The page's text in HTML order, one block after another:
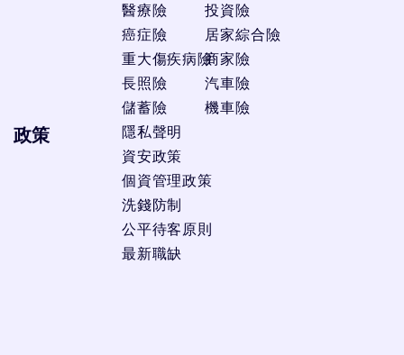
醫療險
癌症險
重大傷疾病險
長照險
儲蓄險
投資險
居家綜合險
商家險
汽車險
機車險
政策
隱私聲明
資安政策
個資管理政策
洗錢防制
公平待客原則
最新職缺